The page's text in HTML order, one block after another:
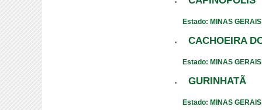
Estado: MINAS GERAIS
CACHOEIRA
Estado: MINAS GERAIS
GURINHATÃ
Estado: MINAS GERAIS